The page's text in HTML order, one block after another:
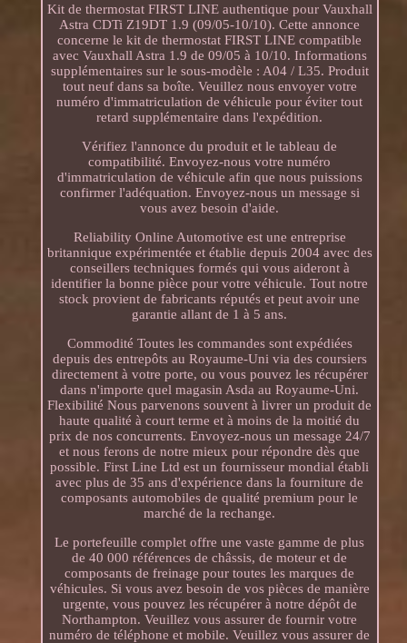
Kit de thermostat FIRST LINE authentique pour Vauxhall
Astra CDTi Z19DT 1.9 (09/05-10/10). Cette annonce
concerne le kit de thermostat FIRST LINE compatible
avec Vauxhall Astra 1.9 de 09/05 à 10/10. Informations
supplémentaires sur le sous-modèle : A04 / L35. Produit
tout neuf dans sa boîte. Veuillez nous envoyer votre
numéro d'immatriculation de véhicule pour éviter tout
retard supplémentaire dans l'expédition.
Vérifiez l'annonce du produit et le tableau de
compatibilité. Envoyez-nous votre numéro
d'immatriculation de véhicule afin que nous puissions
confirmer l'adéquation. Envoyez-nous un message si
vous avez besoin d'aide.
Reliability Online Automotive est une entreprise
britannique expérimentée et établie depuis 2004 avec des
conseillers techniques formés qui vous aideront à
identifier la bonne pièce pour votre véhicule. Tout notre
stock provient de fabricants réputés et peut avoir une
garantie allant de 1 à 5 ans.
Commodité Toutes les commandes sont expédiées
depuis des entrepôts au Royaume-Uni via des coursiers
directement à votre porte, ou vous pouvez les récupérer
dans n'importe quel magasin Asda au Royaume-Uni.
Flexibilité Nous parvenons souvent à livrer un produit de
haute qualité à court terme et à moins de la moitié du
prix de nos concurrents. Envoyez-nous un message 24/7
et nous ferons de notre mieux pour répondre dès que
possible. First Line Ltd est un fournisseur mondial établi
avec plus de 35 ans d'expérience dans la fourniture de
composants automobiles de qualité premium pour le
marché de la rechange.
Le portefeuille complet offre une vaste gamme de plus
de 40 000 références de châssis, de moteur et de
composants de freinage pour toutes les marques de
véhicules. Si vous avez besoin de vos pièces de manière
urgente, vous pouvez les récupérer à notre dépôt de
Northampton. Veuillez vous assurer de fournir votre
numéro de téléphone et mobile. Veuillez vous assurer de